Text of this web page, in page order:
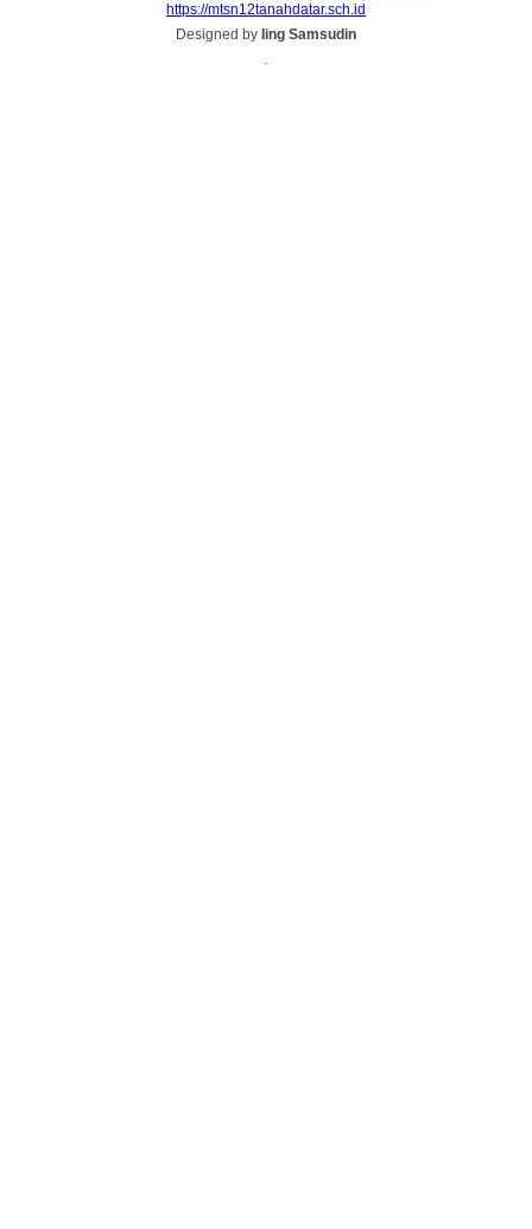
https://mtsn12tanahdatar.sch.id
Designed by Iing Samsudin